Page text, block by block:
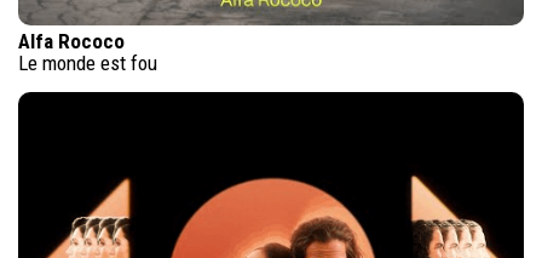
Alfa Rococo
Le monde est fou